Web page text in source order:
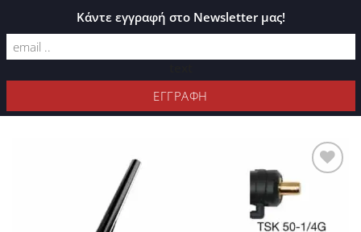
ΚΑΤΆΛΟΓΟΣ PLEXIGLASS
ΦΊΛΤΡΑ
Προσθήκη
Κάντε εγγραφή στο Newsletter μας!